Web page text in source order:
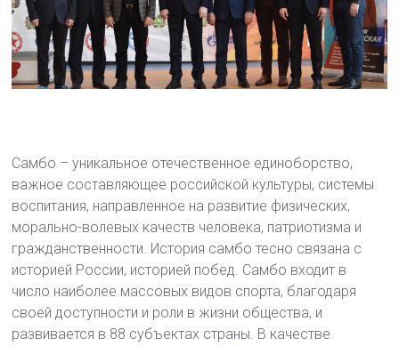
Самбо – уникальное отечественное единоборство,
важное составляющее российской культуры, системы
воспитания, направленное на развитие физических,
морально-волевых качеств человека, патриотизма и
гражданственности. История самбо тесно связана с
историей России, историей побед. Самбо входит в
число наиболее массовых видов спорта, благодаря
своей доступности и роли в жизни общества, и
развивается в 88 субъектах страны. В качестве